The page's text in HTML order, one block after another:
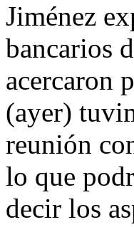
Jiménez
bancarios
acercaron
(ayer)
reunión
lo que
decir los